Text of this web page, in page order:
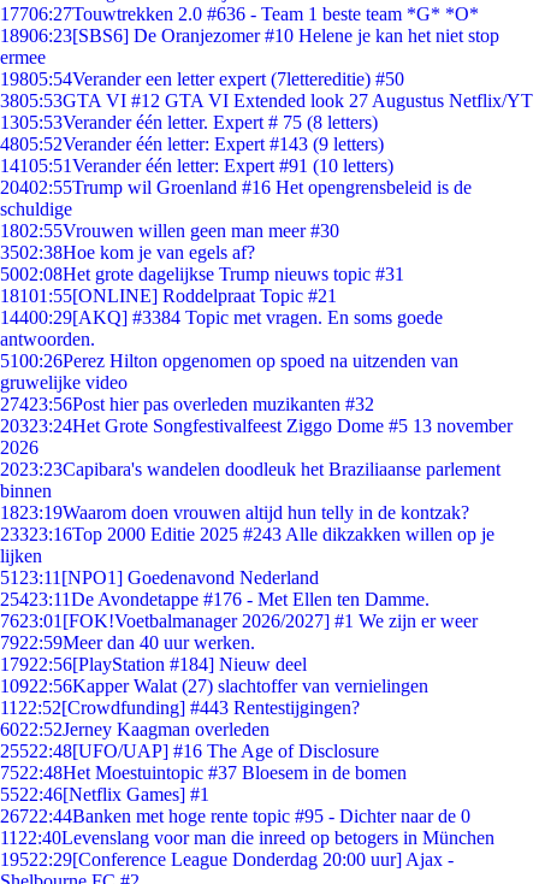
17706:27Touwtrekken 2.0 #636 - Team 1 beste team *G* *O*
18906:23[SBS6] De Oranjezomer #10 Helene je kan het niet stop
ermee
19805:54Verander een letter expert (7lettereditie) #50
3805:53GTA VI #12 GTA VI Extended look 27 Augustus Netflix/YT
1305:53Verander één letter. Expert # 75 (8 letters)
4805:52Verander één letter: Expert #143 (9 letters)
14105:51Verander één letter: Expert #91 (10 letters)
20402:55Trump wil Groenland #16 Het opengrensbeleid is de
schuldige
1802:55Vrouwen willen geen man meer #30
3502:38Hoe kom je van egels af?
5002:08Het grote dagelijkse Trump nieuws topic #31
18101:55[ONLINE] Roddelpraat Topic #21
14400:29[AKQ] #3384 Topic met vragen. En soms goede
antwoorden.
5100:26Perez Hilton opgenomen op spoed na uitzenden van
gruwelijke video
27423:56Post hier pas overleden muzikanten #32
20323:24Het Grote Songfestivalfeest Ziggo Dome #5 13 november
2026
2023:23Capibara's wandelen doodleuk het Braziliaanse parlement
binnen
1823:19Waarom doen vrouwen altijd hun telly in de kontzak?
23323:16Top 2000 Editie 2025 #243 Alle dikzakken willen op je
lijken
51 23:11 [NPO1] Goedenavond Nederland
25423:11De Avondetappe #176 - Met Ellen ten Damme.
7623:01 [FOK!Voetbalmanager 2026/2027] #1 We zijn er weer
7922:59Meer dan 40 uur werken.
17922:56[PlayStation #184] Nieuw deel
10922:56Kapper Walat (27) slachtoffer van vernielingen
11 22:52[Crowdfunding] #443 Rentestijgingen?
6022:52Jerney Kaagman overleden
25522:48[UFO/UAP] #16 The Age of Disclosure
7522:48Het Moestuintopic #37 Bloesem in de bomen
5522:46[Netflix Games] #1
26722:44Banken met hoge rente topic #95 - Dichter naar de 0
11 22:40Levenslang voor man die inreed op betogers in München
19522:29[Conference League Donderdag 20:00 uur] Ajax -